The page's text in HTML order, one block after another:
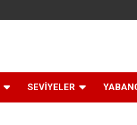
SEVİYELER